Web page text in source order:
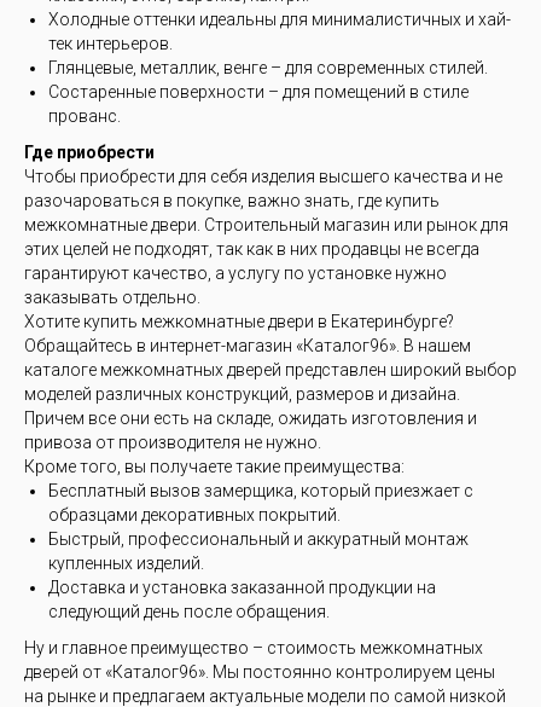
Холодные оттенки идеальны для минималистичных и хай-
тек интерьеров.
Глянцевые, металлик, венге – для современных стилей.
Состаренные поверхности – для помещений в стиле
прованс.
Где приобрести
Чтобы приобрести для себя изделия высшего качества и не
разочароваться в покупке, важно знать, где купить
межкомнатные двери. Строительный магазин или рынок для
этих целей не подходят, так как в них продавцы не всегда
гарантируют качество, а услугу по установке нужно
заказывать отдельно.
Хотите купить межкомнатные двери в Екатеринбурге?
Обращайтесь в интернет-магазин «Каталог96». В нашем
каталоге межкомнатных дверей представлен широкий выбор
моделей различных конструкций, размеров и дизайна.
Причем все они есть на складе, ожидать изготовления и
привоза от производителя не нужно.
Кроме того, вы получаете такие преимущества:
Бесплатный вызов замерщика, который приезжает с
образцами декоративных покрытий.
Быстрый, профессиональный и аккуратный монтаж
купленных изделий.
Доставка и установка заказанной продукции на
следующий день после обращения.
Ну и главное преимущество – стоимость межкомнатных
дверей от «Каталог96». Мы постоянно контролируем цены
на рынке и предлагаем актуальные модели по самой низкой